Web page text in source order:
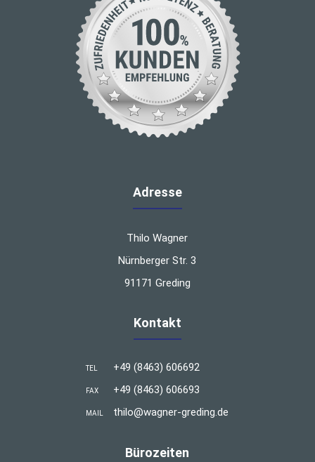
Adresse
Thilo Wagner
Nürnberger Str. 3
91171 Greding
Kontakt
TEL +49 (8463) 606692
FAX +49 (8463) 606693
MAIL thilo@wagner-greding.de
Bürozeiten